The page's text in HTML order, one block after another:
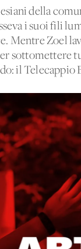
della
i suoi fili
Mentre Zoel
sottomettere
il Telecappio